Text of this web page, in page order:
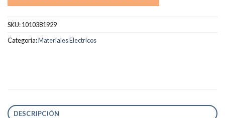
SKU:1010381929
Categoría:Materiales Electricos
DESCRIPCIÓN